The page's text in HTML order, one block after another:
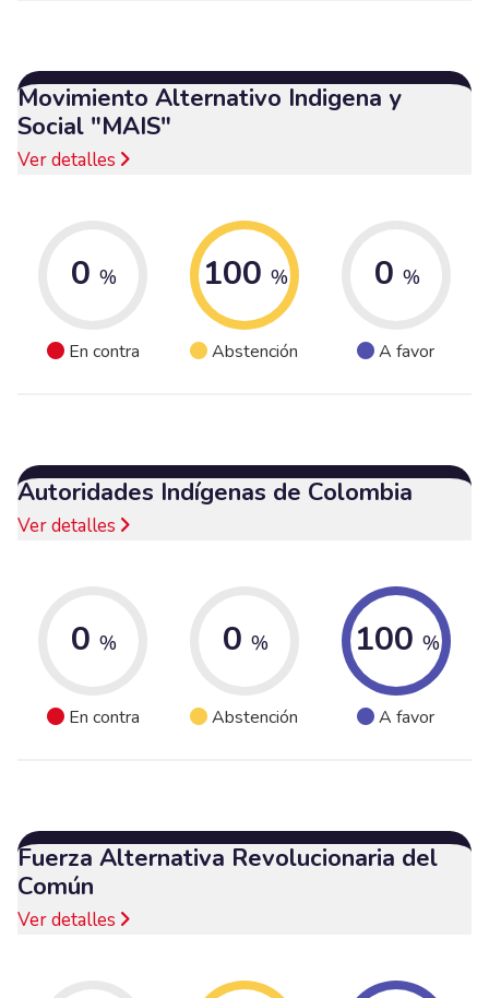
Movimiento Alternativo Indigena y
Social "MAIS"
Ver detalles
0 %
En contra
100 %
Abstención
0 %
A favor
Autoridades Indígenas de Colombia
Ver detalles
0 %
En contra
0 %
Abstención
100 %
A favor
Fuerza Alternativa Revolucionaria del
Común
Ver detalles